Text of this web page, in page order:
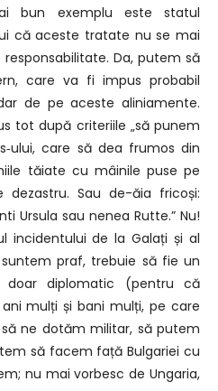
bun exemplu este statul
că aceste tratate nu se mai
Da, putem să
care va fi impus probabil
de pe aceste aliniamente.
tot după criteriile „să punem
care să dea frumos din
tăiate cu mâinile puse pe
Sau de-ăia fricoși:
Ursula sau nenea Rutte.” Nu!
incidentului de la Galați și al
praf, trebuie să fie un
doar diplomatic (pentru că
mulți și bani mulți, pe care
ne dotăm militar, să putem
să facem față Bulgariei cu
nu mai vorbesc de Ungaria,